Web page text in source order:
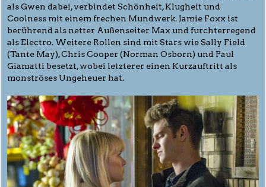
als Gwen dabei, verbindet Schönheit, Klugheit und
Coolness mit einem frechen Mundwerk. Jamie Foxx ist
berührend als netter Außenseiter Max und furchterregend
als Electro. Weitere Rollen sind mit Stars wie Sally Field
(Tante May), Chris Cooper (Norman Osborn) und Paul
Giamatti besetzt, wobei letzterer einen Kurzauftritt als
monströses Ungeheuer hat.